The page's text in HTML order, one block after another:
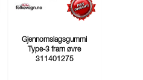
Gjennomslagsgummi
Type-3 fram øvre
311401275